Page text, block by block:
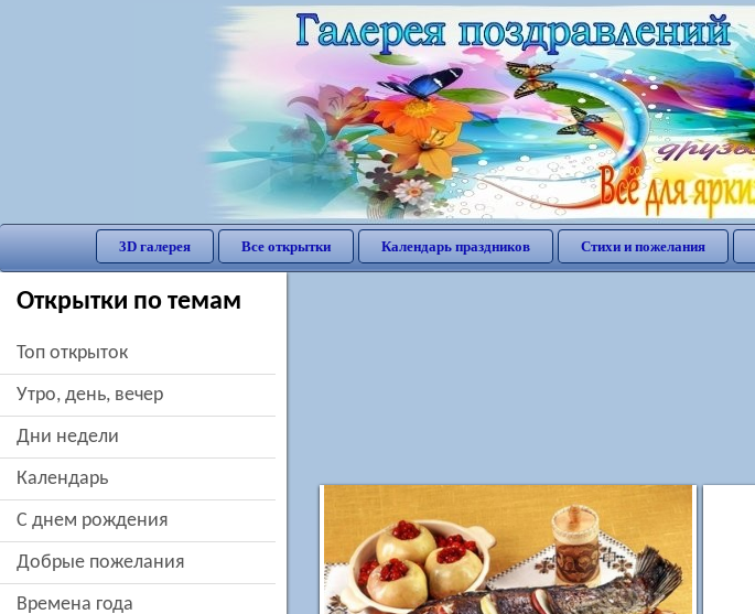
3D галерея Все открытки Календарь праздников Стихи и пожелания
Открытки по темам
Топ открыток
утро, день, вечер
дни недели
Календарь
c днем рождения
добрые пожелания
времена года